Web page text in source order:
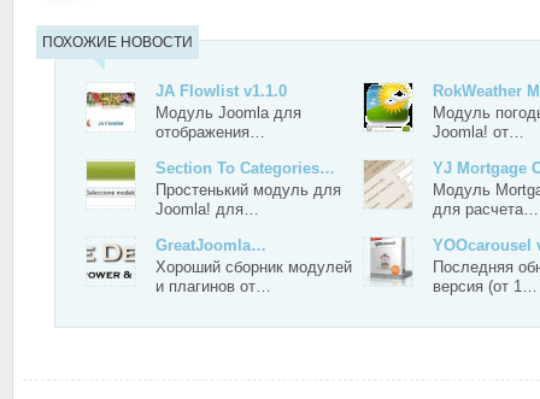
ПОХОЖИЕ НОВОСТИ
JA Flowlist v1.1.0
Модуль Joomla для
отображения…
RokWeather
Модуль
Joomla! от…
Section To Categories…
Простенький модуль для
Joomla! для…
YJ Mortgage
Модуль
для расчета…
GreatJoomla…
Хороший сборник модулей
и плагинов от…
YOOcarousel
Последняя
версия (от 1…